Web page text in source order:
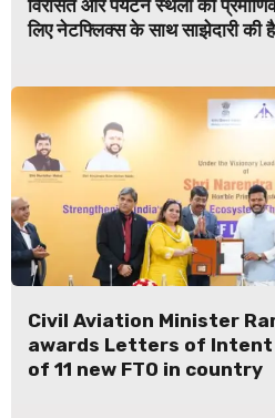
विरासत और पर्यटन स्थलों को
लिए नेटफ्लिक्स के साथ साझेदारी की है
Civil Aviation Minister
awards Letters of
of 11 new FTO in country